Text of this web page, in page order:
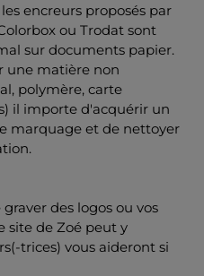
encreurs proposés par
ou Trodat sont
sur documents papier.
une matière non
polymère, carte
il importe d'acquérir un
marquage et de nettoyer
des logos ou vos
site de Zoé peut y
trices) vous aideront si